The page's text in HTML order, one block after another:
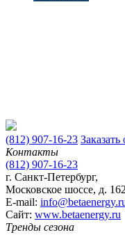
(812) 907-16-23
Контакты
(812) 907-16-23
г. Санкт-Петербург,
Московское шоссе, д. 162
E-mail:
Cайт: www.betaenergy.ru
Тренды сезона